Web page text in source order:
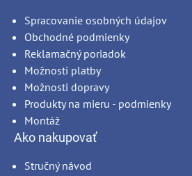
Spracovanie osobných údajov
Obchodné podmienky
Reklamačný poriadok
Možnosti platby
Možnosti dopravy
Produkty na mieru - podmienky
Montáž
Ako nakupovať
Stručný návod